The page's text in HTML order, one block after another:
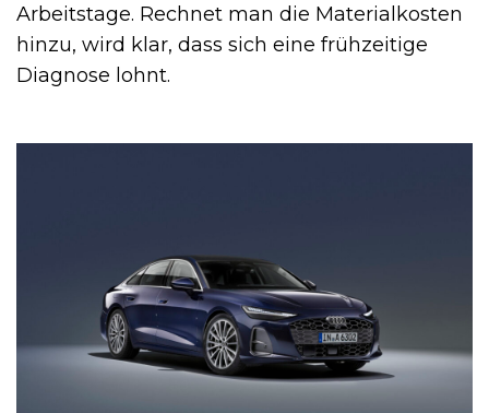
Arbeitstage. Rechnet man die Materialkosten
hinzu, wird klar, dass sich eine frühzeitige
Diagnose lohnt.